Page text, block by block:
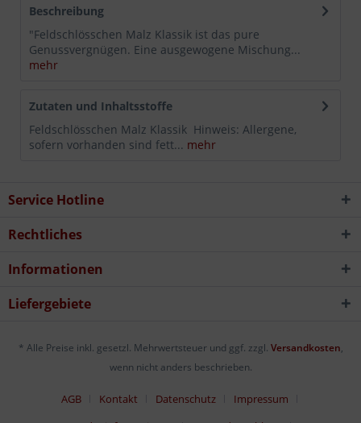
Beschreibung
"Feldschlösschen Malz Klassik ist das pure
Genussvergnügen. Eine ausgewogene Mischung...
mehr
Zutaten und Inhaltsstoffe
Feldschlösschen Malz Klassik Hinweis: Allergene,
sofern vorhanden sind fett... mehr
Service Hotline
Rechtliches
Informationen
Liefergebiete
* Alle Preise inkl. gesetzl. Mehrwertsteuer und ggf. zzgl. Versandkosten,
wenn nicht anders beschrieben.
AGB Kontakt Datenschutz
Impressum